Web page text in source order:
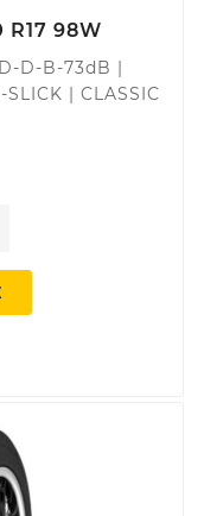
R17 98W
D-B-73dB |
| CLASSIC